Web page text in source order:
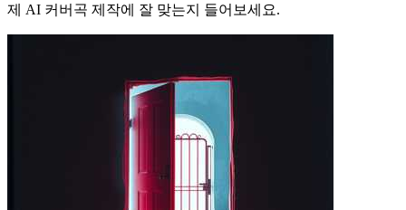
제 AI 커버곡 제작에 잘 맞는지 들어보세요.